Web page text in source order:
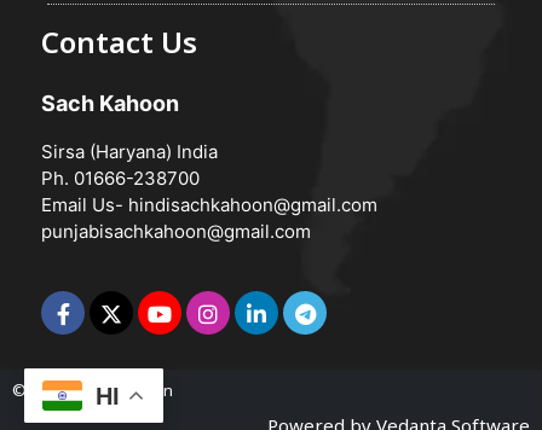
Contact Us
Sach Kahoon
Sirsa (Haryana) India
Ph. 01666-238700
Email Us- hindisachkahoon@gmail.com
punjabisachkahoon@gmail.com
© 2026 -Sach Kahoon
HI